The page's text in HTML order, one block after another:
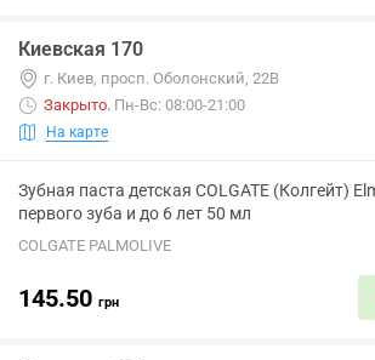
Киевская 170
г. Киев, просп. Оболонский, 22В
Закрыто. Пн-Вс: 08:00-21:00
На карте
Зубная паста детская COLGATE (Колгейт)
первого зуба и до 6 лет 50 мл
COLGATE PALMOLIVE
145.50 грн